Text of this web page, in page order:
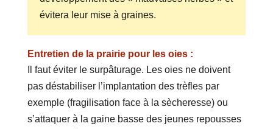
évitera leur mise à graines.
Entretien de la prairie pour les oies :
Il faut éviter le surpâturage. Les oies ne doivent
pas déstabiliser l’implantation des trèfles par
exemple (fragilisation face à la sècheresse) ou
s’attaquer à la gaine basse des jeunes repousses